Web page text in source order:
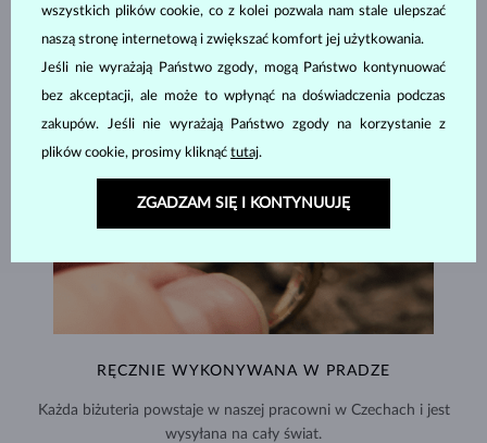
RĘCZNIE WYKONYWANA W PRADZE
Każda biżuteria powstaje w naszej pracowni w Czechach i jest
wysyłana na cały świat.
wszystkich plików cookie, co z kolei pozwala nam stale ulepszać
naszą stronę internetową i zwiększać komfort jej użytkowania.
Jeśli nie wyrażają Państwo zgody, mogą Państwo kontynuować
bez akceptacji, ale może to wpłynąć na doświadczenia podczas
zakupów. Jeśli nie wyrażają Państwo zgody na korzystanie z
plików cookie, prosimy kliknąć tutaj.
ZGADZAM SIĘ I KONTYNUUJĘ